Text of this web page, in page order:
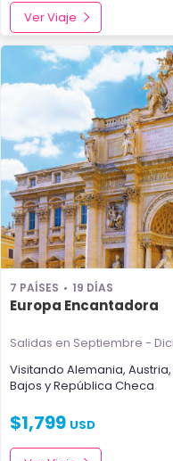
Ver Viaje
7 PAÍSES 19 DÍAS
Europa Encantadora
Salidas en Septiembre -
Visitando Alemania, Austria,
Bajos yRepública Checa
$1,799 USD